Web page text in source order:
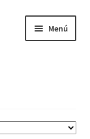
Menú